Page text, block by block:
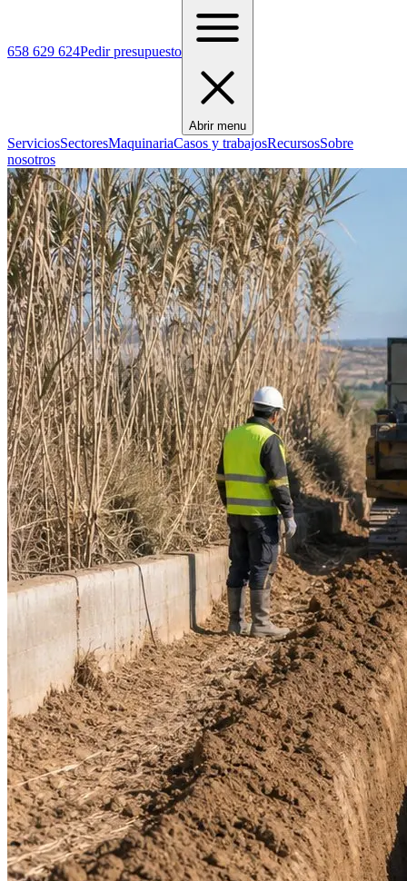
658 629 624Pedir presupuesto
Abrir menu
ServiciosSectoresMaquinariaCasos y trabajosRecursosSobre
nosotros